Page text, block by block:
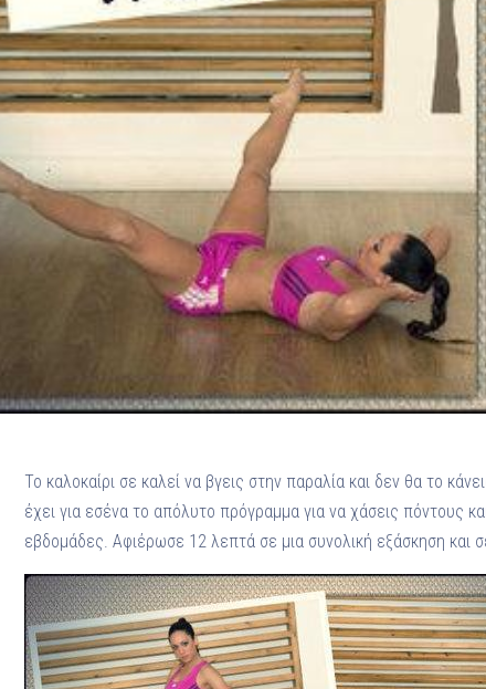
To καλοκαίρι σε καλεί να βγεις στην παραλία και δεν θα το
έχει για εσένα το απόλυτο πρόγραμμα για να χάσεις πόντους
εβδομάδες. Αφιέρωσε 12 λεπτά σε μια συνολική εξάσκηση